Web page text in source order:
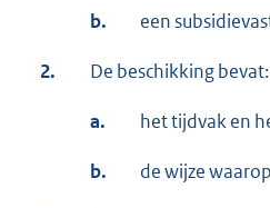
b. een
2. De beschikking bevat:
a. het tijdvak en
b. de wijze